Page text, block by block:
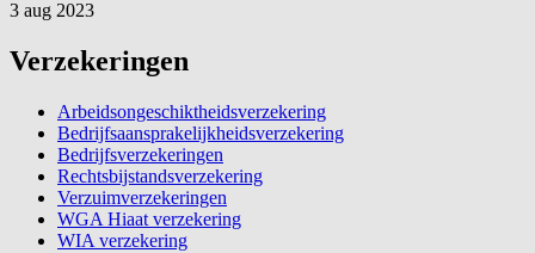
3 aug 2023
Verzekeringen
Arbeidsongeschiktheidsverzekering
Bedrijfsaansprakelijkheidsverzekering
Bedrijfsverzekeringen
Rechtsbijstandsverzekering
Verzuimverzekeringen
WGA Hiaat verzekering
WIA verzekering